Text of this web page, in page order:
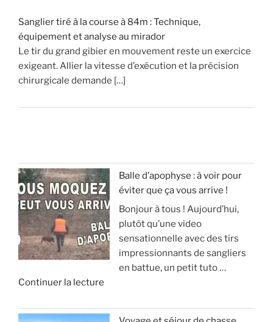
Sanglier tiré à la course à 84m : Technique,
équipement et analyse au mirador
Le tir du grand gibier en mouvement reste un exercice
exigeant. Allier la vitesse d’exécution et la précision
chirurgicale demande […]
Balle d’apophyse : à voir pour
éviter que ça vous arrive !
Bonjour à tous ! Aujourd’hui,
plutôt qu’une video
sensationnelle avec des tirs
impressionnants de sangliers
en battue, un petit tuto …
Continuer la lecture
«